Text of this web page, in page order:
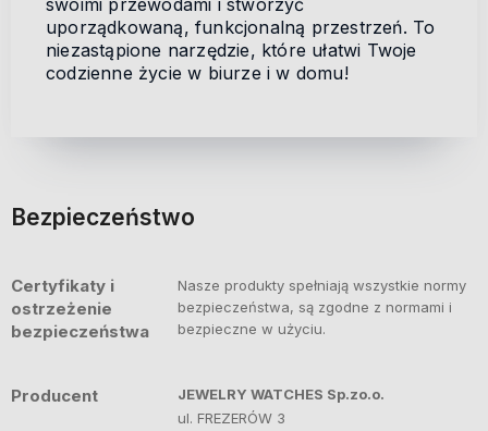
swoimi przewodami i stworzyć
uporządkowaną, funkcjonalną przestrzeń. To
niezastąpione narzędzie, które ułatwi Twoje
codzienne życie w biurze i w domu!
Bezpieczeństwo
Certyfikaty i
ostrzeżenie
bezpieczeństwa
Nasze produkty spełniają wszystkie normy
bezpieczeństwa, są zgodne z normami i
bezpieczne w użyciu.
Producent
JEWELRY WATCHES Sp.zo.o.
ul. FREZERÓW 3